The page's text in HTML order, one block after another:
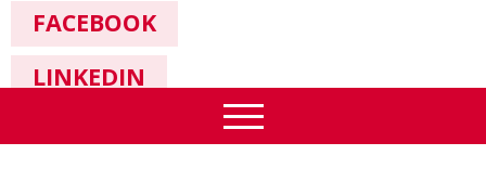
FACEBOOK
LINKEDIN